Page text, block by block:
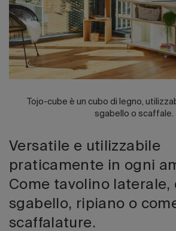
Tojo-cube è un cubo di legno,
sgabello o scaffale.
Versatile e utilizzabile
praticamente in ogni
Come tavolino laterale,
sgabello, ripiano o
scaffalature.